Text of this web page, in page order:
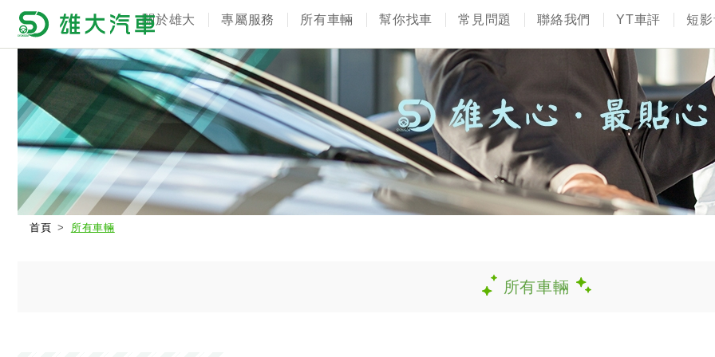
關於雄大 專屬服務 所有車輛 幫你找車 常見問題 聯絡我們 YT車評 短
首頁 所有車輛
所有車輛